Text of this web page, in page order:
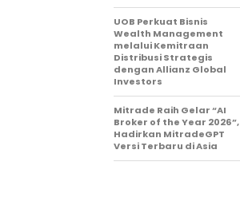
UOB Perkuat Bisnis
Wealth Management
melalui Kemitraan
Distribusi Strategis
dengan Allianz Global
Investors
Mitrade Raih Gelar “AI
Broker of the Year 2026”,
Hadirkan MitradeGPT
Versi Terbaru di Asia